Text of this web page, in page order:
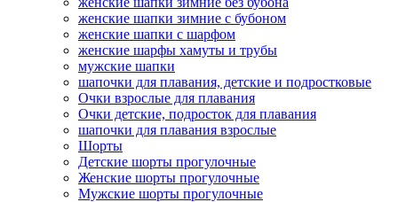
женские шапки зимние с бубоном
женские шапки с шарфом
женские шарфы хамуты и трубы
мужские шапки
шапочки для плавания, детские и подростковые
Очки взрослые для плавания
Очки детские, подросток для плавания
шапочки для плавания взрослые
Шорты
Детские шорты прогулочные
Женские шорты прогулочные
Мужские шорты прогулочные